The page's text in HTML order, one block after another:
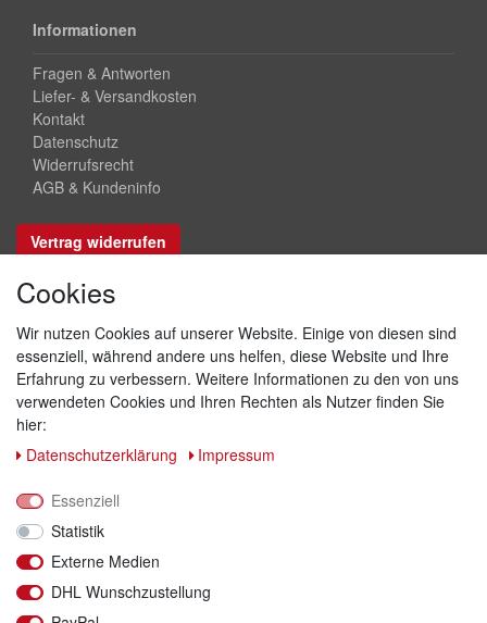
Informationen
Fragen & Antworten
Liefer- & Versandkosten
Kontakt
Datenschutz
Widerrufsrecht
AGB & Kundeninfo
Vertrag widerrufen
Sicher bezahlen
Cookies
Wir nutzen Cookies auf unserer Website. Einige von diesen sind
essenziell, während andere uns helfen, diese Website und Ihre
Erfahrung zu verbessern. Weitere Informationen zu den von uns
verwendeten Cookies und Ihren Rechten als Nutzer finden Sie
hier:
Daten­schutz­erklärung
Impressum
Essenziell
Statistik
Externe Medien
DHL Wunschzustellung